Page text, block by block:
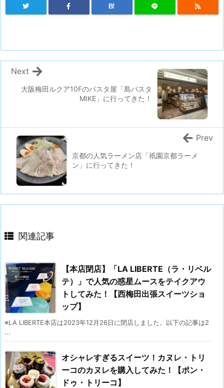
B!
大阪梅田ルクア10Fのパスタ屋「島パスタ
MIKE」に行ってきた！
Next
京都の人気ラーメン店「祇園京都ラーメ
ン」に行ってきた！
Prev
関連記事
【本店閉店】「LA LIBERTE（ラ・リベル
テ）」で人気の惑星ムースをテイクアウ
トしてみた！【西梅田出張スイーツショ
ップ】
※LA LIBERTE本店は2023年12月26日に閉店しました。以下の記事は2
...
オシャレすぎるスイーツ！カヌレ・トリ
ーコのカヌレを購入してみた！【ポン・
ドゥ・トリーコ】